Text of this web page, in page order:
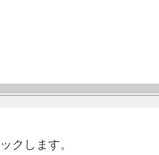
クします。